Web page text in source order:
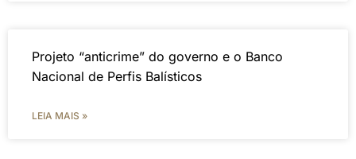
Projeto “anticrime” do governo e o Banco
Nacional de Perfis Balísticos
LEIA MAIS »